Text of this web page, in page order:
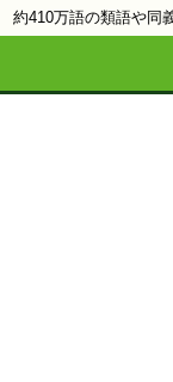
約410万語の類語や同